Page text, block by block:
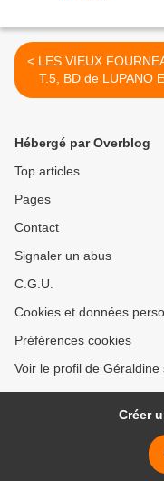
< LES VIEUX FOURNEAUX
T.5, BD de LUPANO
CAUUET
Hébergé par Overblog
Top articles
Pages
Contact
Signaler un abus
C.G.U.
Cookies et données
Préférences cookies
Voir le profil de
Créer